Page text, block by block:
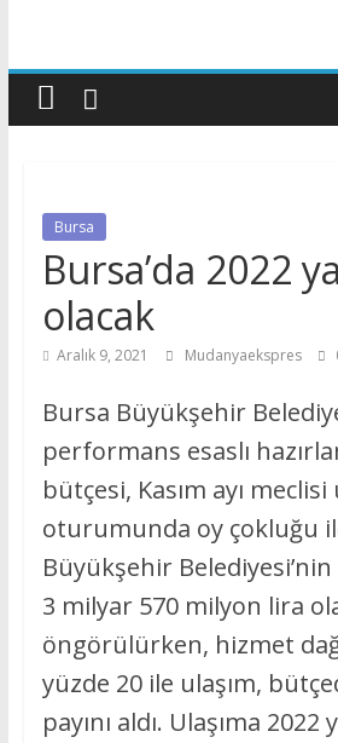
Bursa
Bursa’da 2022
olacak
Aralık 9, 2021 Mudanyaekspres
Bursa Büyükşehir
performans esaslı
bütçesi, Kasım ayı
oturumunda oy çokluğu
Büyükşehir
3 milyar 570 milyon lira
öngörülürken, hizmet
yüzde 20 ile ulaşım,
payını aldı. Ulaşıma 2022